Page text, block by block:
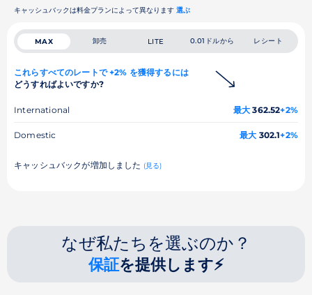
キャッシュバックは料金プランによって異なります 選ぶ
MAX 卸売 LITE 0.01ドルから レシート
これらすべてのレートで +2% を獲得するには
どうすればよいですか?
International 最大 362.52+2%
Domestic 最大 302.1+2%
キャッシュバックが増加しました (見る)
なぜ私たちを選ぶのか？
保証を提供します⚡